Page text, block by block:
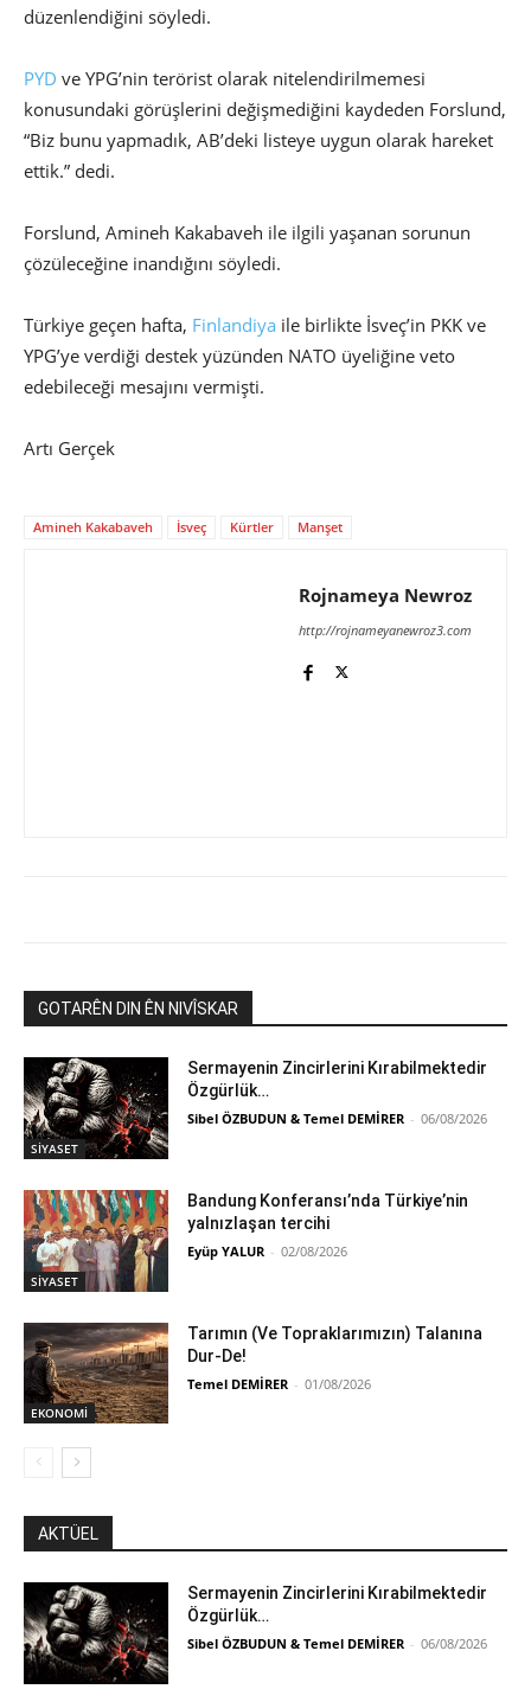
düzenlendiğini söyledi.
PYD ve YPG’nin terörist olarak nitelendirilmemesi
konusundaki görüşlerini değişmediğini kaydeden Forslund,
“Biz bunu yapmadık, AB’deki listeye uygun olarak hareket
ettik.” dedi.
Forslund, Amineh Kakabaveh ile ilgili yaşanan sorunun
çözüleceğine inandığını söyledi.
Türkiye geçen hafta, Finlandiya ile birlikte İsveç’in PKK ve
YPG’ye verdiği destek yüzünden NATO üyeliğine veto
edebileceği mesajını vermişti.
Artı Gerçek
Amineh Kakabaveh İsveç Kürtler Manşet
Rojnameya Newroz
http://rojnameyanewroz3.com
GOTARÊN DIN ÊN NIVÎSKAR
SİYASET
Sermayenin Zincirlerini Kırabilmektedir
Özgürlük…
Sibel ÖZBUDUN & Temel DEMİRER - 06/08/2026
SİYASET
Bandung Konferansı’nda Türkiye’nin
yalnızlaşan tercihi
Eyüp YALUR - 02/08/2026
EKONOMİ
Tarımın (Ve Topraklarımızın) Talanına
Dur-De!
Temel DEMİRER - 01/08/2026
AKTÜEL
Sermayenin Zincirlerini Kırabilmektedir
Özgürlük…
Sibel ÖZBUDUN & Temel DEMİRER - 06/08/2026